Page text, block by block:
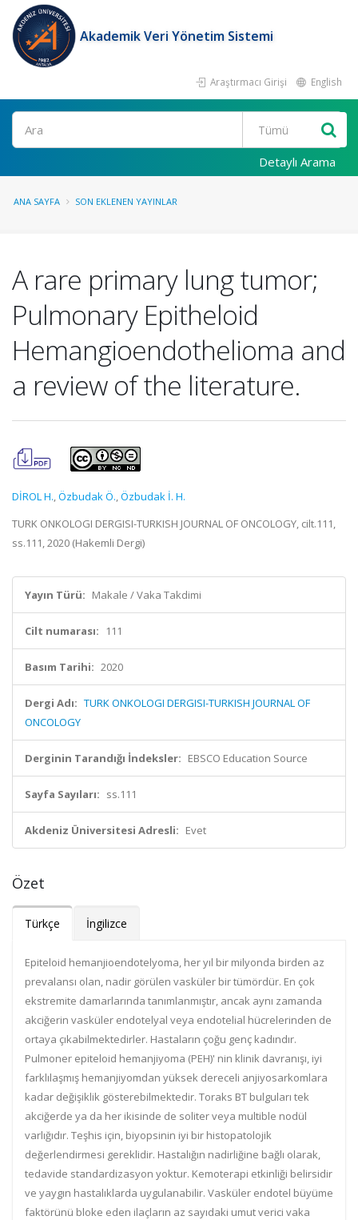
Akademik Veri Yönetim Sistemi
Araştırmacı Girişi English
Ara
Detaylı Arama
ANA SAYFA SON EKLENEN YAYINLAR
A rare primary lung tumor;
Pulmonary Epitheloid
Hemangioendothelioma and
a review of the literature.
DİROL H.,Özbudak Ö.,Özbudak İ. H.
TURK ONKOLOGI DERGISI-TURKISH JOURNAL OF ONCOLOGY, cilt.111,
ss.111, 2020 (Hakemli Dergi)
Yayın Türü: Makale / Vaka Takdimi
Cilt numarası: 111
Basım Tarihi: 2020
Dergi Adı: TURK ONKOLOGI DERGISI-TURKISH JOURNAL OF
ONCOLOGY
Derginin Tarandığı İndeksler: EBSCO Education Source
Sayfa Sayıları: ss.111
Akdeniz Üniversitesi Adresli: Evet
Özet
Türkçe İngilizce
Epiteloid hemanjioendotelyoma, her yıl bir milyonda birden az
prevalansı olan, nadir görülen vasküler bir tümördür. En çok
ekstremite damarlarında tanımlanmıştır, ancak aynı zamanda
akciğerin vasküler endotelyal veya endotelial hücrelerinden de
ortaya çıkabilmektedirler. Hastaların çoğu genç kadındır.
Pulmoner epiteloid hemanjiyoma (PEH)' nin klinik davranışı, iyi
farklılaşmış hemanjiyomdan yüksek dereceli anjiyosarkomlara
kadar değişiklik gösterebilmektedir. Toraks BT bulguları tek
akciğerde ya da her ikisinde de soliter veya multible nodül
varlığıdır. Teşhis için, biyopsinin iyi bir histopatolojik
değerlendirmesi gereklidir. Hastalığın nadirliğine bağlı olarak,
tedavide standardizasyon yoktur. Kemoterapi etkinliği belirsidir
ve yaygın hastalıklarda uygulanabilir. Vasküler endotel büyüme
faktörünü bloke eden ilaçların az sayıdaki umut verici vaka